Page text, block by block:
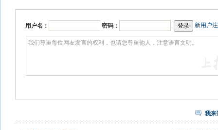
用户名： 密码： 新用户
我来